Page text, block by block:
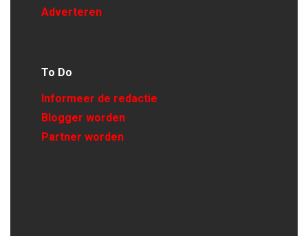
Adverteren
To Do
Informeer de redactie
Blogger worden
Partner worden